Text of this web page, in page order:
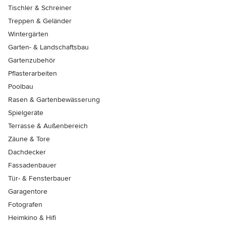
Tischler & Schreiner
Treppen & Geländer
Wintergärten
Garten- & Landschaftsbau
Gartenzubehör
Pflasterarbeiten
Poolbau
Rasen & Gartenbewässerung
Spielgeräte
Terrasse & Außenbereich
Zäune & Tore
Dachdecker
Fassadenbauer
Tür- & Fensterbauer
Garagentore
Fotografen
Heimkino & Hifi